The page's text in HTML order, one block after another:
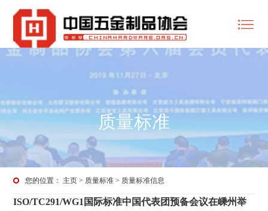
质量标准
您的位置： 主页 > 质量标准 > 质量标准信息
ISO/TC291/WG1国际标准中国代表团预备会议在嵊州举